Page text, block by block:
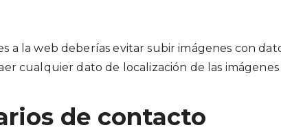
a la web deberías evitar subir imágenes con
cualquier dato de localización de las imágenes
de contacto